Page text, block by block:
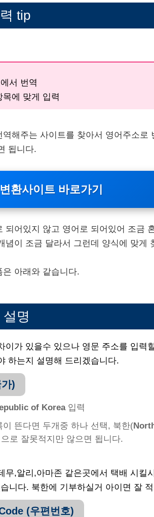
tip
서 번역
에 맞게 입력
해주는 사이트를 찾아서 영어주소로
됩니다.
환사이트 바로가기
되어있지 않고 영어로 되어있어 조금
념이 조금 달라서 그런데 양식에 맞게
아래와 같습니다.
명
이가 있을수 있으나 영문 주소를 입력
하는지 설명해 드리겠습니다.
)
of Korea입력
이 뜬다면 두개중 하나 선택, 북한(
로 잘못적지만 않으면 됩니다.
무,알리,아마존 같은곳에서 택배 시킬
니다. 북한에 기부하실거 아이면 잘
(우편번호)